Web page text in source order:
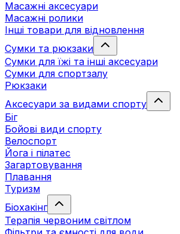
Масажні аксесуари
Масажні ролики
Інші товари для відновлення
Сумки та рюкзаки
Сумки для їжі та інші аксесуари
Сумки для спортзалу
Рюкзаки
Аксесуари за видами спорту
Біг
Бойові види спорту
Велоспорт
Йога і пілатес
Загартовування
Плавання
Туризм
Біохакінг
Терапія червоним світлом